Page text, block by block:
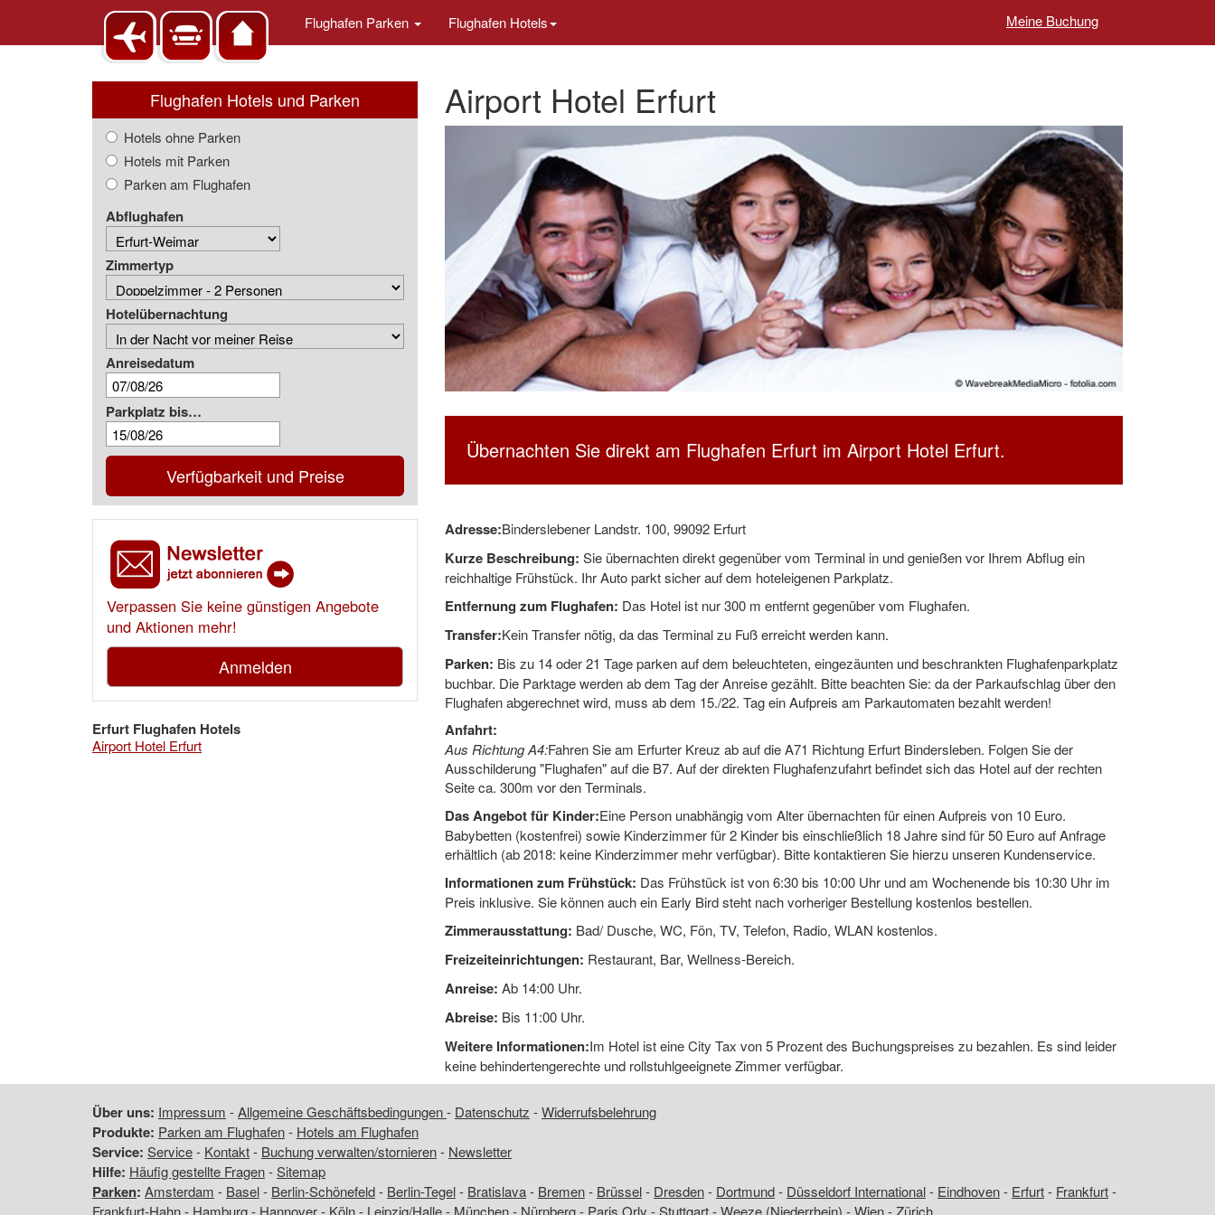
Flughafen Parken Flughafen Hotels Meine Buchung
Flughafen Hotels und Parken
Hotels ohne Parken
Hotels mit Parken
Parken am Flughafen
Abflughafen
Zimmertyp
Hotelübernachtung
Anreisedatum
Parkplatz bis…
Verfügbarkeit und Preise
Airport Hotel Erfurt
Übernachten Sie direkt am Flughafen Erfurt im Airport Hotel Erfurt.
Verpassen Sie keine günstigen Angebote
und Aktionen mehr!
Anmelden
Erfurt Flughafen Hotels
Airport Hotel Erfurt
Adresse:Binderslebener Landstr. 100, 99092 Erfurt
Kurze Beschreibung: Sie übernachten direkt gegenüber vom Terminal in und genießen vor Ihrem Abflug ein
reichhaltige Frühstück. Ihr Auto parkt sicher auf dem hoteleigenen Parkplatz.
Entfernung zum Flughafen: Das Hotel ist nur 300 m entfernt gegenüber vom Flughafen.
Transfer:Kein Transfer nötig, da das Terminal zu Fuß erreicht werden kann.
Parken: Bis zu 14 oder 21 Tage parken auf dem beleuchteten, eingezäunten und beschrankten Flughafenparkplatz
buchbar. Die Parktage werden ab dem Tag der Anreise gezählt. Bitte beachten Sie: da der Parkaufschlag über den
Flughafen abgerechnet wird, muss ab dem 15./22. Tag ein Aufpreis am Parkautomaten bezahlt werden!
Anfahrt:
Aus Richtung A4:Fahren Sie am Erfurter Kreuz ab auf die A71 Richtung Erfurt Bindersleben. Folgen Sie der
Ausschilderung "Flughafen" auf die B7. Auf der direkten Flughafenzufahrt befindet sich das Hotel auf der rechten
Seite ca. 300m vor den Terminals.
Das Angebot für Kinder:Eine Person unabhängig vom Alter übernachten für einen Aufpreis von 10 Euro.
Babybetten (kostenfrei) sowie Kinderzimmer für 2 Kinder bis einschließlich 18 Jahre sind für 50 Euro auf Anfrage
erhältlich (ab 2018: keine Kinderzimmer mehr verfügbar). Bitte kontaktieren Sie hierzu unseren Kundenservice.
Informationen zum Frühstück: Das Frühstück ist von 6:30 bis 10:00 Uhr und am Wochenende bis 10:30 Uhr im
Preis inklusive. Sie können auch ein Early Bird steht nach vorheriger Bestellung kostenlos bestellen.
Zimmerausstattung: Bad/ Dusche, WC, Fön, TV, Telefon, Radio, WLAN kostenlos.
Freizeiteinrichtungen: Restaurant, Bar, Wellness-Bereich.
Anreise: Ab 14:00 Uhr.
Abreise: Bis 11:00 Uhr.
Weitere Informationen:Im Hotel ist eine City Tax von 5 Prozent des Buchungspreises zu bezahlen. Es sind leider
keine behindertengerechte und rollstuhlgeeignete Zimmer verfügbar.
Über uns: Impressum -Allgemeine Geschäftsbedingungen- Datenschutz -Widerrufsbelehrung
Produkte: Parken am Flughafen- Hotels am Flughafen
Service: Service- Kontakt- Buchung verwalten/stornieren- Newsletter
Hilfe: Häufig gestellte Fragen-Sitemap
Parken: Amsterdam - Basel- Berlin-Schönefeld- Berlin-Tegel- Bratislava- Bremen- Brüssel- Dresden- Dortmund- Düsseldorf International- Eindhoven- Erfurt- Frankfurt-
Frankfurt-Hahn- Hamburg- Hannover- Köln- Leipzig/Halle- München- Nürnberg- Paris Orly -Stuttgart-Weeze (Niederrhein) -Wien-Zürich